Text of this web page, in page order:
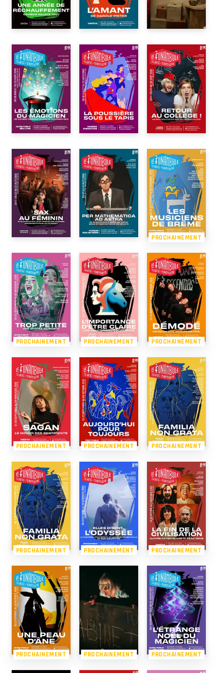
PROCHAINEMENT
PROCHAINEMENT PROCHAINEMENT PROCHAINEMENT
PROCHAINEMENT PROCHAINEMENT PROCHAINEMENT
PROCHAINEMENT PROCHAINEMENT PROCHAINEMENT
PROCHAINEMENT PROCHAINEMENT PROCHAINEMENT